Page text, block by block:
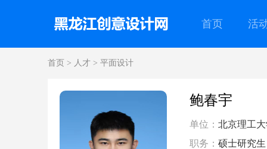
首页 活
首页 > 人才 > 平面设计
鲍春宇
单位： 北京理工
职务： 硕士研究生